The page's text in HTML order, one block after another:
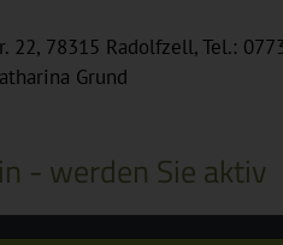
22, 78315 Radolfzell, Tel.:
Grund
- werden Sie aktiv